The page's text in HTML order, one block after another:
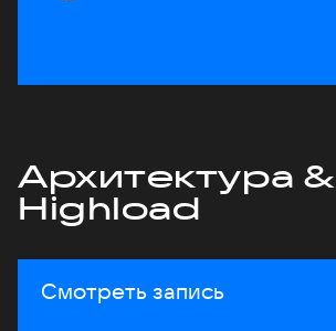
Архитектура &
Highload
Смотреть запись